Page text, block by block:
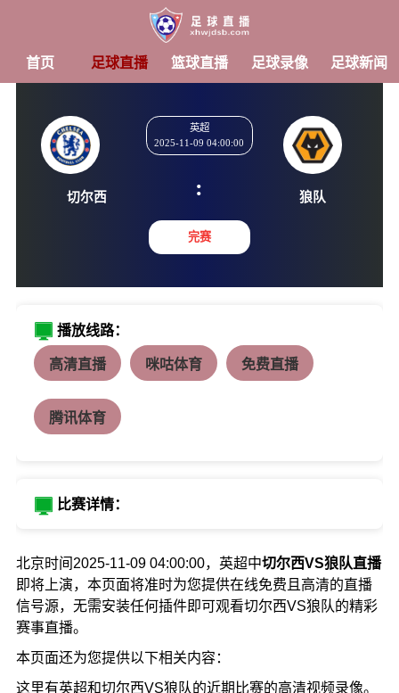
首页 足球直播 篮球直播 足球录像 足球新闻
英超
2025-11-09 04:00:00
:
完赛
播放线路：
高清直播 咪咕体育 免费直播
腾讯体育
比赛详情：
北京时间2025-11-09 04:00:00，英超中切尔西VS狼队直播
即将上演，本页面将准时为您提供在线免费且高清的直播
信号源，无需安装任何插件即可观看切尔西VS狼队的精彩
赛事直播。
本页面还为您提供以下相关内容：
这里有英超和切尔西VS狼队的近期比赛的高清视频录像。